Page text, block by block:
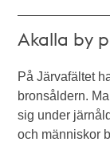
Akalla by
På Järvafältet
bronsåldern.
sig under
och människor